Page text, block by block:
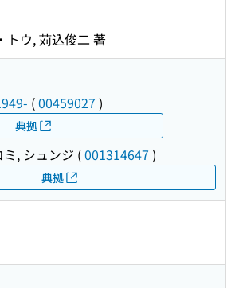
トウ, 苅込俊二 著
(00459027 )
典拠
ミ, シュンジ (001314647 )
典拠